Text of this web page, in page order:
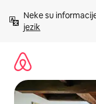
sadržaj
Neke su
jezik